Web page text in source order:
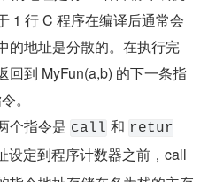
1 行 C 程序在编译后通常会
的地址是分散的。在执行完
回到 MyFun(a,b) 的下一条指
。
个指令是 call 和 retur
设定到程序计数器之前，call